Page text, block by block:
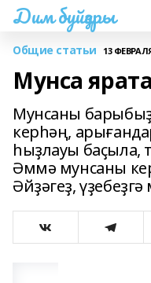
Дим буйҙары
Общие статьи 13
Мунса
Мунсаны
керһәң,
һыҙлауы
Әммә мунсаны
Әйҙәгеҙ,